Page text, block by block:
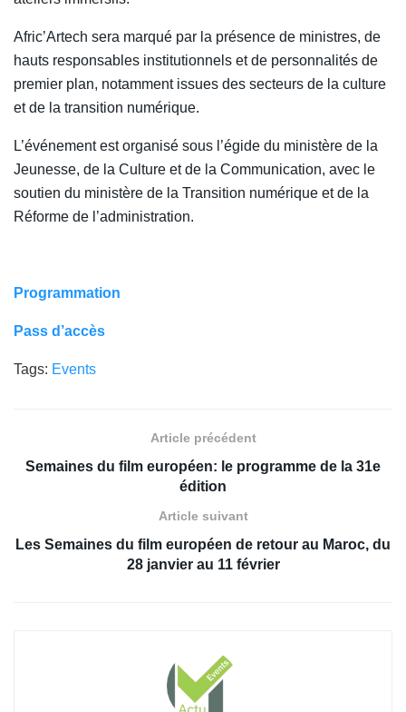
Afric’Artech sera marqué par la présence de ministres, de
hauts responsables institutionnels et de personnalités de
premier plan, notamment issues des secteurs de la culture
et de la transition numérique.
L’événement est organisé sous l’égide du ministère de la
Jeunesse, de la Culture et de la Communication, avec le
soutien du ministère de la Transition numérique et de la
Réforme de l’administration.
Programmation
Pass d’accès
Tags: Events
Article précédent
Semaines du film européen: le programme de la 31e
édition
Article suivant
Les Semaines du film européen de retour au Maroc, du
28 janvier au 11 février